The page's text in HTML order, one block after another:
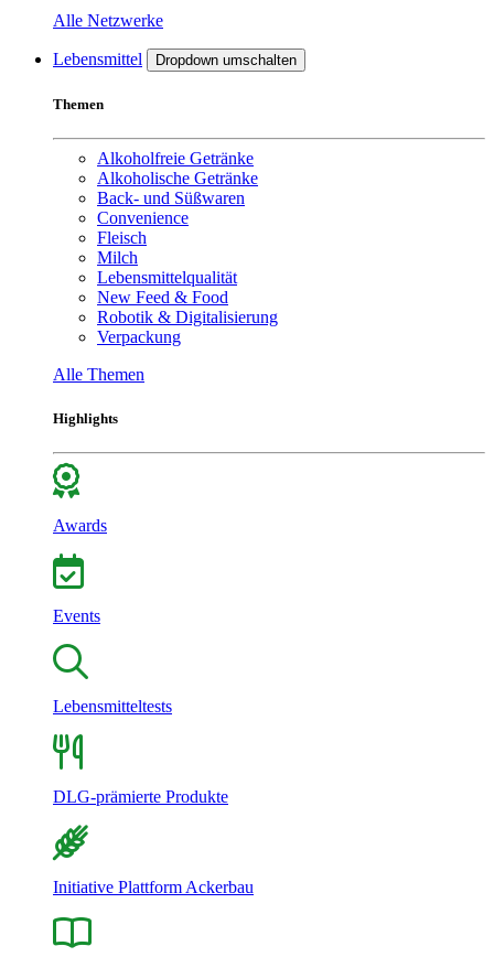
Alle Netzwerke
Lebensmittel Dropdown umschalten
Themen
Alkoholfreie Getränke
Alkoholische Getränke
Back- und Süßwaren
Convenience
Fleisch
Milch
Lebensmittelqualität
New Feed & Food
Robotik & Digitalisierung
Verpackung
Alle Themen
Highlights
Awards
Events
Lebensmitteltests
DLG-prämierte Produkte
Initiative Plattform Ackerbau